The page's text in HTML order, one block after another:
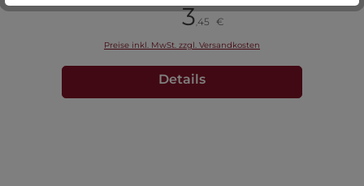
3,45 €
Preise inkl. MwSt. zzgl. Versandkosten
Details